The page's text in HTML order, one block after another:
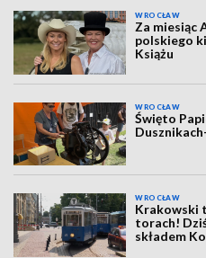
WROCŁAW
Za miesiąc
polskiego
Książu
WROCŁAW
Święto
WROCŁAW
Krakowski
torach!
składem